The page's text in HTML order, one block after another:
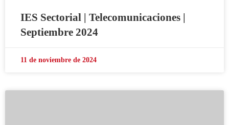
IES Sectorial | Telecomunicaciones |
Septiembre 2024
11 de noviembre de 2024